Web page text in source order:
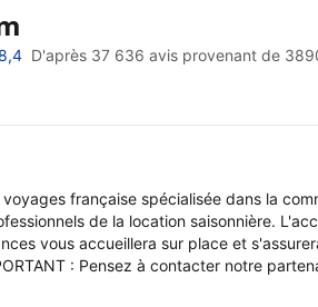
D'après 37 636 avis provenant de
française spécialisée dans la
de la location saisonnière.
vous accueillera sur place et
: Pensez à contacter notre